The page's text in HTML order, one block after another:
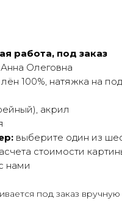
работа, под заказ
Олеговна
100%, натяжка на
акрил
выберите один из
стоимости
нами
под заказ